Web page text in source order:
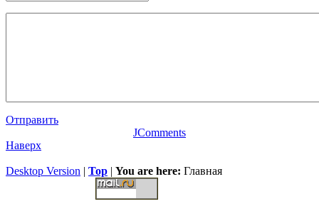
Отправить
JComments
Наверх
Desktop Version | Top | You are here: Главная